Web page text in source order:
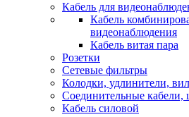
Кабель для
Кабель
видеонаблюдения
Кабель витая пара
Розетки
Сетевые фильтры
Колодки, удлинители,
Соединительные
Кабель силовой